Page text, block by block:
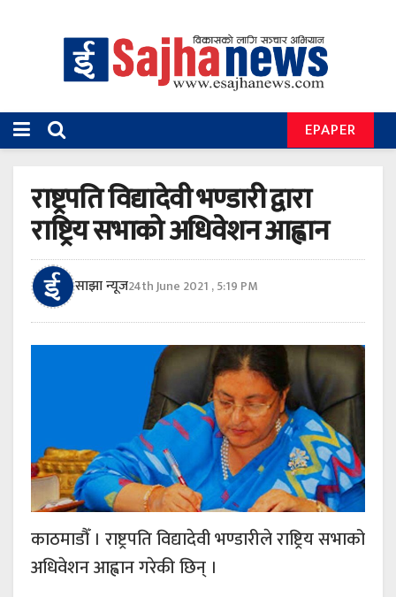
EPAPER
राष्ट्रपति विद्यादेवी भण्डारी द्वारा
राष्ट्रिय सभाको अधिवेशन आह्वान
साझा न्यूज24th June 2021 , 5:19 PM
काठमाडौँ । राष्ट्रपति विद्यादेवी भण्डारीले राष्ट्रिय सभाको
अधिवेशन आह्वान गरेकी छिन् ।